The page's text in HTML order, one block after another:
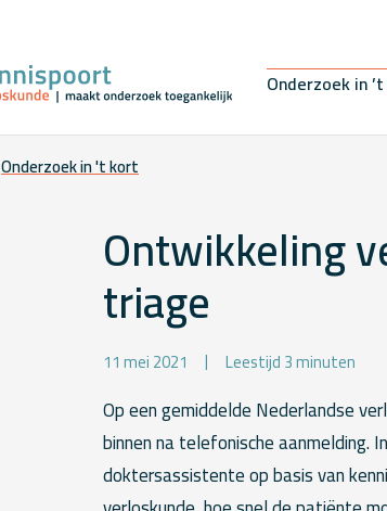
Onderzoek in
Onderzoek in 't kort
Ontwikkeling
triage
11 mei 2021 Leestijd 3 minuten
Op een gemiddelde Nederlandse
binnen na telefonische
doktersassistente op basis van